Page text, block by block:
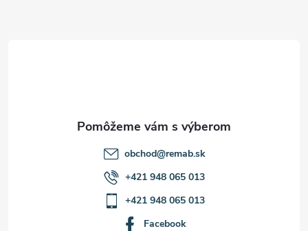
obchod@remab.sk
+421 948 065 013
+421 948 065 013
Facebook